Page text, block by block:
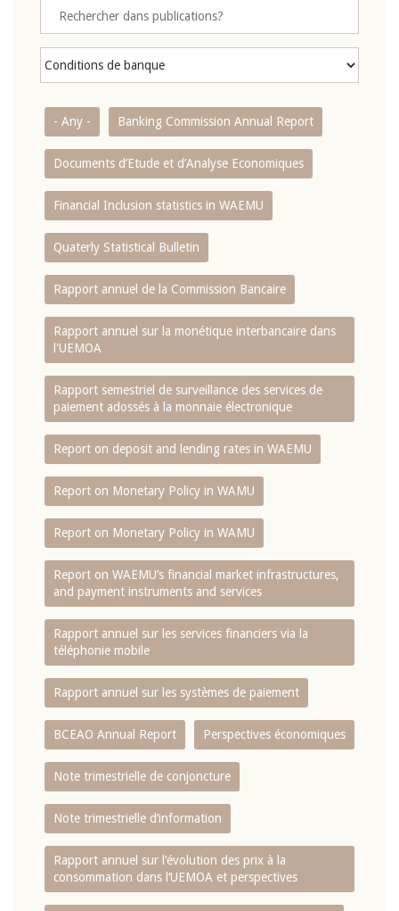
- Any - Banking Commission Annual Report
Documents d’Etude et d’Analyse Economiques
Financial Inclusion statistics in WAEMU
Quaterly Statistical Bulletin
Rapport annuel de la Commission Bancaire
Rapport annuel sur la monétique interbancaire dans
l'UEMOA
Rapport semestriel de surveillance des services de
paiement adossés à la monnaie électronique
Report on deposit and lending rates in WAEMU
Report on Monetary Policy in WAMU
Report on Monetary Policy in WAMU
Report on WAEMU’s financial market infrastructures,
and payment instruments and services
Rapport annuel sur les services financiers via la
téléphonie mobile
Rapport annuel sur les systèmes de paiement
BCEAO Annual Report Perspectives économiques
Note trimestrielle de conjoncture
Note trimestrielle d‘information
Rapport annuel sur l‘évolution des prix à la
consommation dans l‘UEMOA et perspectives